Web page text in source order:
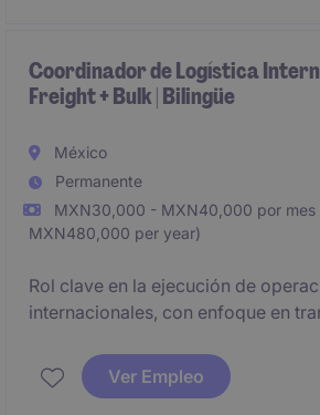
MRP/ERP e interacción con
para garantizar continuidad
Coordinador de Logística
Freight + Bulk | Bilingüe
México
Permanente
MXN30,000 - MXN40,000 por
MXN480,000 per year)
Rol clave en la ejecución de
internacionales, con enfoque en
Ver Empleo